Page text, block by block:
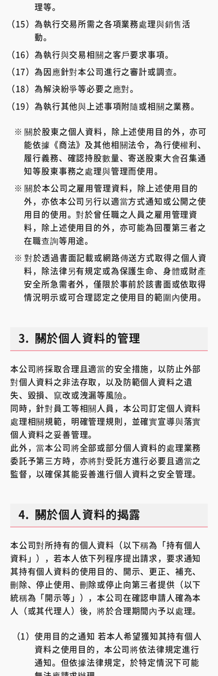
理等。
為執行交易所需之各項業務處理與銷售活
動。
為執行與交易相關之客戶要求事項。
為因應針對本公司進行之審計或調查。
為解決紛爭等必要之應對。
為執行其他與上述事項附隨或相關之業務。
關於股東之個人資料，除上述使用目的外，亦可
能依據《商法》及其他相關法令，為行使權利、
履行義務、確認持股數量、寄送股東大會召集通
知等股東事務之處理與管理而使用。
關於本公司之雇用管理資料，除上述使用目的
外，亦依本公司另行以適當方式通知或公開之使
用目的使用。對於曾任職之人員之雇用管理資
料，除上述使用目的外，亦可能為回覆第三者之
在職查詢等用途。
對於透過書面記載或網路傳送方式取得之個人資
料，除法律另有規定或為保護生命、身體或財產
安全所急需者外，僅限於事前於該書面或依取得
情況明示或可合理認定之使用目的範圍內使用。
3. 關於個人資料的管理
本公司將採取合理且適當的安全措施，以防止外部
對個人資料之非法存取，以及防範個人資料之遺
失、毀損、竄改或洩漏等風險。
同時，針對員工等相關人員，本公司訂定個人資料
處理相關規範，明確管理規則，並確實宣導與落實
個人資料之妥善管理。
此外，當本公司將全部或部分個人資料的處理業務
委託予第三方時，亦將對受託方進行必要且適當之
監督，以確保其能妥善進行個人資料之安全管理。
4. 關於個人資料的揭露
本公司對所持有的個人資料（以下稱為「持有個人
資料」），若本人依下列程序提出請求，要求通知
其持有個人資料的使用目的、開示、更正、補充、
刪除、停止使用、刪除或停止向第三者提供（以下
統稱為「開示等」），本公司在確認申請人確為本
人（或其代理人）後，將於合理期間內予以處理。
使用目的之通知 若本人希望獲知其持有個人
資料之使用目的，本公司將依法律規定進行
通知。但依據法律規定，於特定情況下可能